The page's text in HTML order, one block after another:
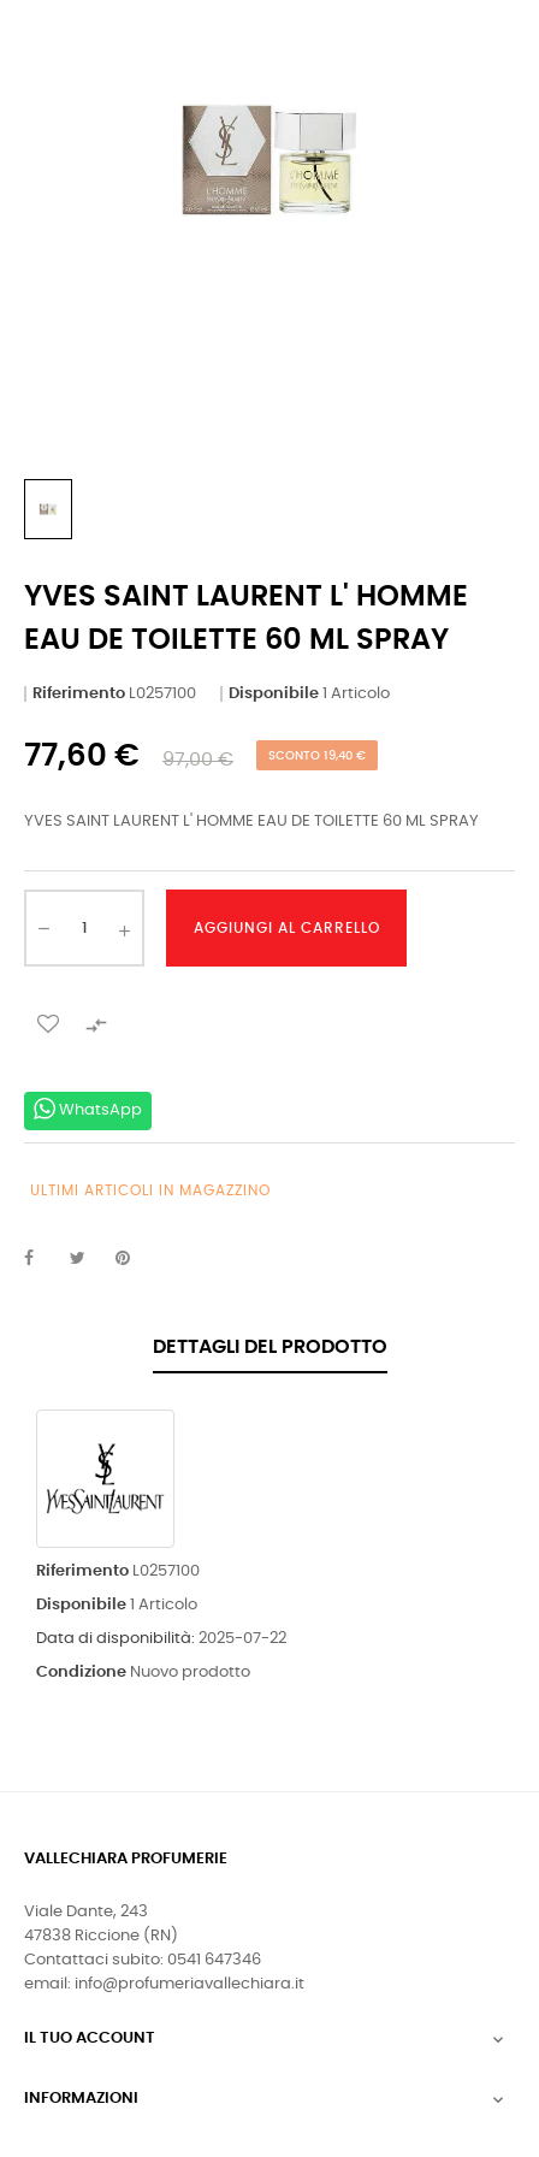
YVES SAINT LAURENT L' HOMME
EAU DE TOILETTE 60 ML SPRAY
Riferimento L0257100 Disponibile 1 Articolo
77,60 € 97,00 € SCONTO 19,40 €
YVES SAINT LAURENT L' HOMME EAU DE TOILETTE 60 ML SPRAY
AGGIUNGI AL CARRELLO

WhatsApp
ULTIMI ARTICOLI IN MAGAZZINO
DETTAGLI DEL PRODOTTO
Riferimento L0257100
Disponibile 1 Articolo
Data di disponibilità: 2025-07-22
Condizione Nuovo prodotto
VALLECHIARA PROFUMERIE
Viale Dante, 243
47838 Riccione (RN)
Contattaci subito: 0541 647346
email: info@profumeriavallechiara.it
IL TUO ACCOUNT 
INFORMAZIONI 